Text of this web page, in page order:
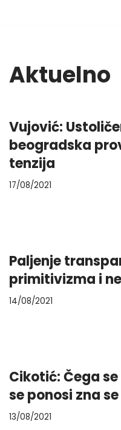
Aktuelno
Vujović:
beogradska
tenzija
17/08/2021
Paljenje
primitivizma i
14/08/2021
Cikotić: Čega
se ponosi zna
13/08/2021